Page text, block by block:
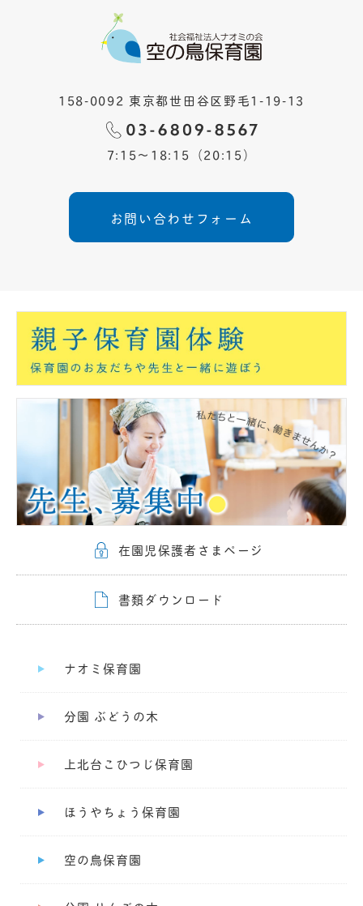
158-0092 東京都世田谷区野毛1-19-13
7:15〜18:15（20:15）
お問い合わせフォーム
在園児保護者さまページ
書類ダウンロード
ナオミ保育園
分園 ぶどうの木
上北台こひつじ保育園
ほうやちょう保育園
空の鳥保育園